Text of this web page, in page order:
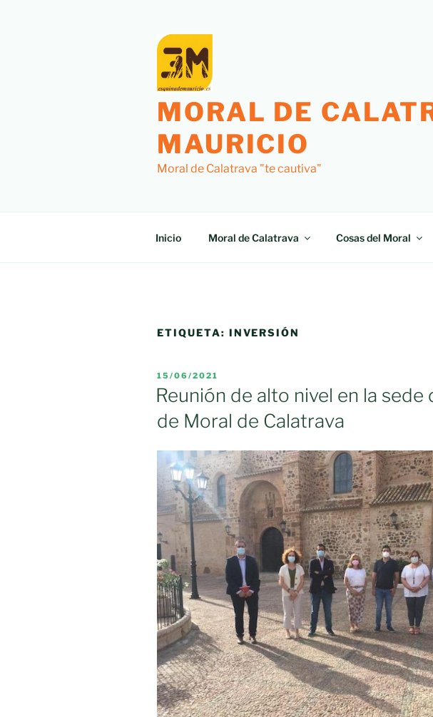
MORAL DE
MAURICIO
Moral de Calatrava "te cautiva"
Inicio Moral de Calatrava Cosas del Moral
ETIQUETA: INVERSIÓN
PUBLICADO
EL
15/06/2021
Reunión de alto nivel en la sede
de Moral de Calatrava